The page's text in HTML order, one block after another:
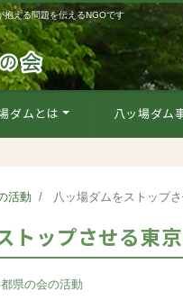
抱える問題を伝えるNGOです
ダムとは 八ッ場ダム
活動 八ッ場ダムをストップ
トップさせる東
県の会の活動